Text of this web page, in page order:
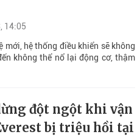
14:05
mới, hệ thống điều khiển sẽ không
không thể nổ lại động cơ, thậm
đột ngột khi vận
bị triệu hồi tại